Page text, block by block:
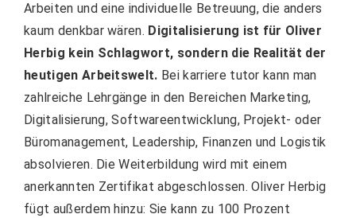
Arbeiten und eine individuelle Betreuung, die anders
kaum denkbar wären. Digitalisierung ist für Oliver
Herbig kein Schlagwort, sondern die Realität der
heutigen Arbeitswelt. Bei karriere tutor kann man
zahlreiche Lehrgänge in den Bereichen Marketing,
Digitalisierung, Softwareentwicklung, Projekt- oder
Büromanagement, Leadership, Finanzen und Logistik
absolvieren. Die Weiterbildung wird mit einem
anerkannten Zertifikat abgeschlossen. Oliver Herbig
fügt außerdem hinzu: Sie kann zu 100 Prozent